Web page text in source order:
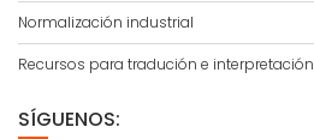
Normalización industrial
Recursos para tradución e interpretación
SÍGUENOS: